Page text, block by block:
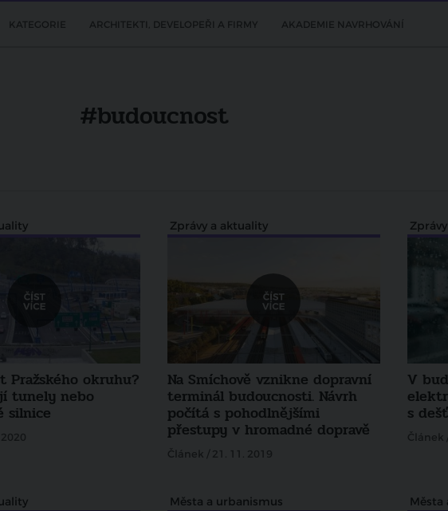
KATEGORIE ARCHITEKTI, DEVELOPEŘI A FIRMY AKADEMIE NAVRHOVÁNÍ
#budoucnost
Pražského okruhu?
tunely nebo
silnice
Zprávy a aktuality
Na Smíchově vznikne dopravní
terminál budoucnosti. Návrh
počítá s pohodlnějšími
přestupy v hromadné dopravě
Článek / 21. 11. 2019
V
s
Článek
Města a urbanismus Města